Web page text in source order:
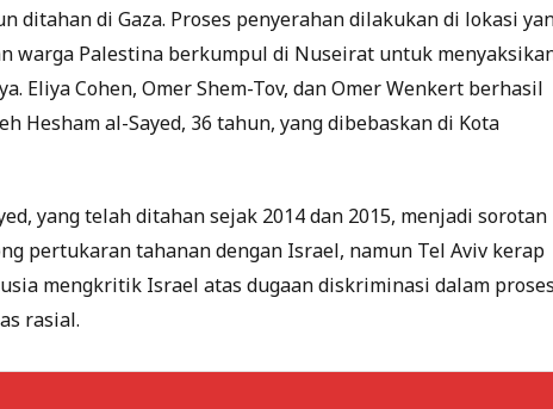
ditahan di Gaza. Proses penyerahan dilakukan di lokasi
warga Palestina berkumpul di Nuseirat untuk
Eliya Cohen, Omer Shem-Tov, dan Omer Wenkert berhasil
Hesham al-Sayed, 36 tahun, yang dibebaskan di Kota
yang telah ditahan sejak 2014 dan 2015, menjadi sorotan
pertukaran tahanan dengan Israel, namun Tel Aviv kerap
mengkritik Israel atas dugaan diskriminasi dalam proses
rasial.